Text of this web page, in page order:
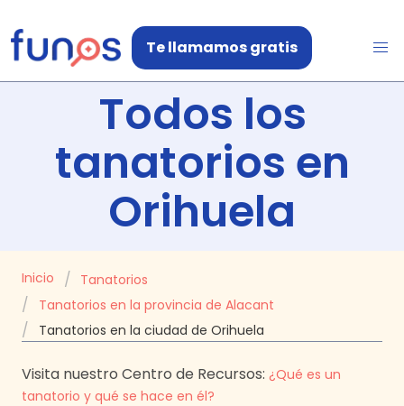
Te llamamos gratis
Todos los
tanatorios en
Orihuela
Inicio
Tanatorios
Tanatorios en la provincia de Alacant
Tanatorios en la ciudad de Orihuela
Visita nuestro Centro de Recursos: ¿Qué es un
tanatorio y qué se hace en él?